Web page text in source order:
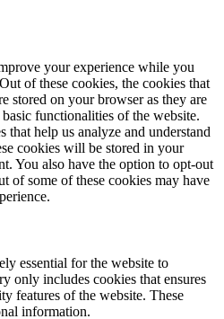
your experience while you
of these cookies, the cookies that
stored on your browser as they are
functionalities of the website.
that help us analyze and understand
cookies will be stored in your
You also have the option to opt-out
of some of these cookies may have
essential for the website to
only includes cookies that ensures
features of the website. These
information.